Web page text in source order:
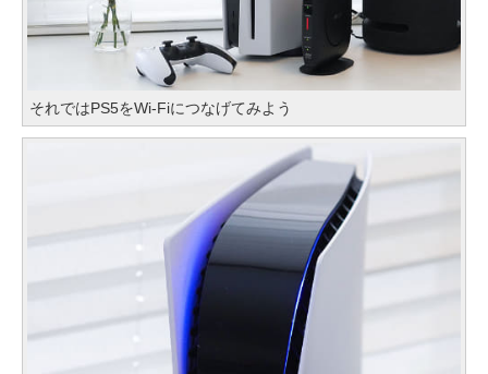
それではPS5をWi-Fiにつなげてみよう